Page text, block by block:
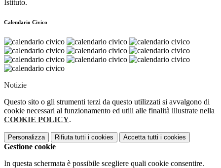
Istituto.
Calendario Civico
Notizie
Questo sito o gli strumenti terzi da questo utilizzati si avvalgono di
cookie necessari al funzionamento ed utili alle finalità illustrate nella
COOKIE POLICY.
Personalizza Rifiuta tutti i cookies Accetta tutti i cookies
Gestione cookie
In questa schermata è possibile scegliere quali cookie consentire.